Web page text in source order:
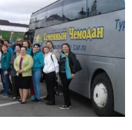
Еще 16 фото